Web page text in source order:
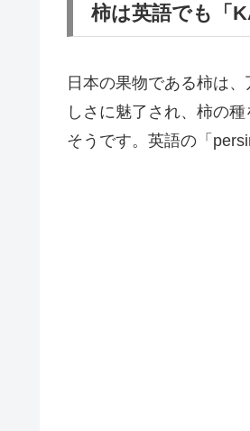
柿は英語でも「
日本の果物である柿は
しさに魅了され、柿の
そうです。英語の「